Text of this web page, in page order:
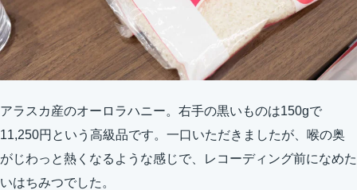
アラスカ産のオーロラハニー。右手の黒いものは150gで
11,250円という高級品です。一口いただきましたが、喉の奥
がじわっと熱くなるような感じで、レコーディング前になめた
いはちみつでした。